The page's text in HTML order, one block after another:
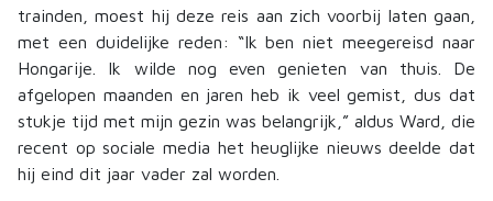
trainden, moest hij deze reis aan zich voorbij laten gaan,
met een duidelijke reden: “Ik ben niet meegereisd naar
Hongarije. Ik wilde nog even genieten van thuis. De
afgelopen maanden en jaren heb ik veel gemist, dus dat
stukje tijd met mijn gezin was belangrijk,” aldus Ward, die
recent op sociale media het heuglijke nieuws deelde dat
hij eind dit jaar vader zal worden.